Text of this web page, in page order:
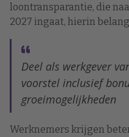
loontransparantie, die
2027 ingaat, hierin
Deel als werkgever
voorstel inclusief
groeimogelijkheden
Werknemers krijgen